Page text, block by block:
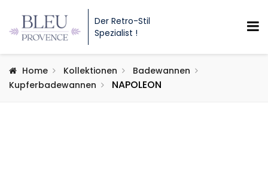
Der Retro-Stil
Spezialist !
Home Kollektionen
Badewannen
Kupferbadewannen
NAPOLEON